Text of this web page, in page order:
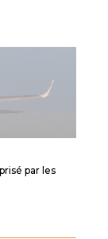
par les